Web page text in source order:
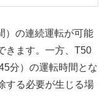
）の連続運転が可能
きます。一方、T50
分）の運転時間とな
する必要が生じる場